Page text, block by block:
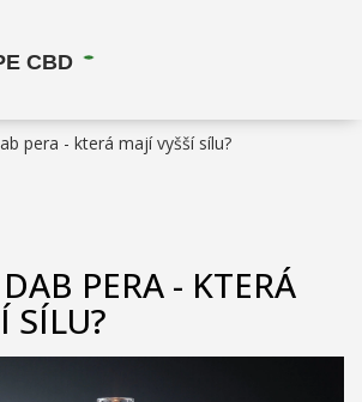
pera - která mají vyšší sílu?
PERA - KTERÁ
SÍLU?